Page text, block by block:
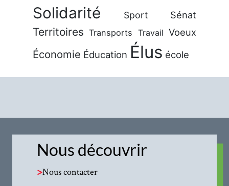
Solidarité Sport Sénat
Territoires Transports Travail Voeux
Économie Éducation Élus école
Nous découvrir
>Nous contacter